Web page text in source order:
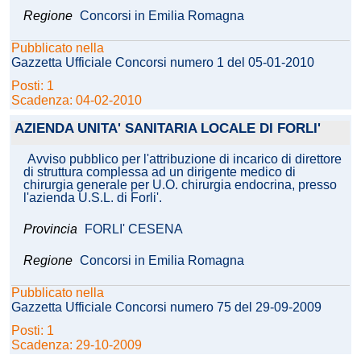
Regione Concorsi in Emilia Romagna
Pubblicato nella
Gazzetta Ufficiale Concorsi numero 1 del 05-01-2010
Posti: 1
Scadenza: 04-02-2010
AZIENDA UNITA' SANITARIA LOCALE DI FORLI'
Avviso pubblico per l'attribuzione di incarico di direttore
di struttura complessa ad un dirigente medico di
chirurgia generale per U.O. chirurgia endocrina, presso
l'azienda U.S.L. di Forli'.
Provincia FORLI' CESENA
Regione Concorsi in Emilia Romagna
Pubblicato nella
Gazzetta Ufficiale Concorsi numero 75 del 29-09-2009
Posti: 1
Scadenza: 29-10-2009